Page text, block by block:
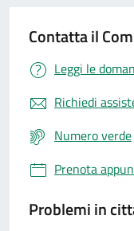
Contatta il
Leggi le
Richiedi
Numero verde
Prenota
Problemi in